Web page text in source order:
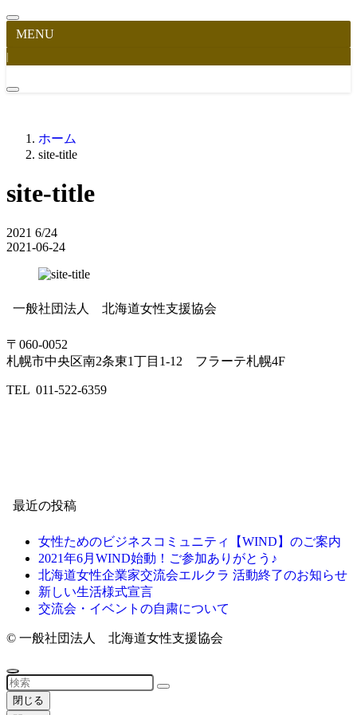
MENU
ホーム
site-title
site-title
2021 6/24
2021-06-24
一般社団法人 北海道女性支援協会
〒060-0052
札幌市中央区南2条東1丁目1-12 フラーテ札幌4F
TEL 011-522-6359
最近の投稿
女性ためのビジネスコミュニティ【WIND】のご案内
2021年6月WIND始動！ご参加ありがとう♪
北海道女性企業家交流会エルクラ 活動終了のお知らせ
新しい生活様式宣言
交流会・イベントの自粛について
© 一般社団法人 北海道女性支援協会
閉じる